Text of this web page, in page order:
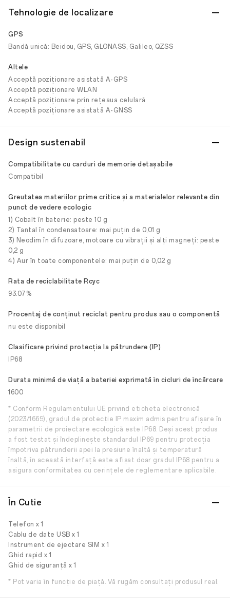
Tehnologie de localizare
GPS
Bandă unică: Beidou, GPS, GLONASS, Galileo, QZSS
Altele
Acceptă poziționare asistată A-GPS
Acceptă poziționare WLAN
Acceptă poziționare prin rețeaua celulară
Acceptă poziționare asistată A-GNSS
Design sustenabil
Compatibilitate cu carduri de memorie detașabile
Compatibil
Greutatea materiilor prime critice și a materialelor relevante din
punct de vedere ecologic
1) Cobalt în baterie: peste 10 g
2) Tantal în condensatoare: mai puțin de 0,01 g
3) Neodim în difuzoare, motoare cu vibrații și alți magneți: peste
0,2 g
4) Aur în toate componentele: mai puțin de 0,02 g
Rata de reciclabilitate Rcyc
93.07%
Procentaj de conținut reciclat pentru produs sau o componentă
nu este disponibil
Clasificare privind protecția la pătrundere (IP)
IP68
Durata minimă de viață a bateriei exprimată în cicluri de încărcare
1600
* Conform Regulamentului UE privind eticheta electronică
(2023/1669), gradul de protecție IP maxim admis pentru afișare în
parametrii de proiectare ecologică este IP68. Deși acest produs
a fost testat și îndeplinește standardul IP69 pentru protecția
împotriva pătrunderii apei la presiune înaltă și temperatură
înaltă, în această interfață este afișat doar gradul IP68 pentru a
asigura conformitatea cu cerințele de reglementare aplicabile.
În Cutie
Telefon x 1
Cablu de date USB x 1
Instrument de ejectare SIM x 1
Ghid rapid x 1
Ghid de siguranță x 1
* Pot varia în funcție de piață. Vă rugăm consultați produsul real.